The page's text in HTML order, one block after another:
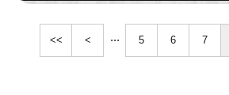
<< < ... 5 6 7